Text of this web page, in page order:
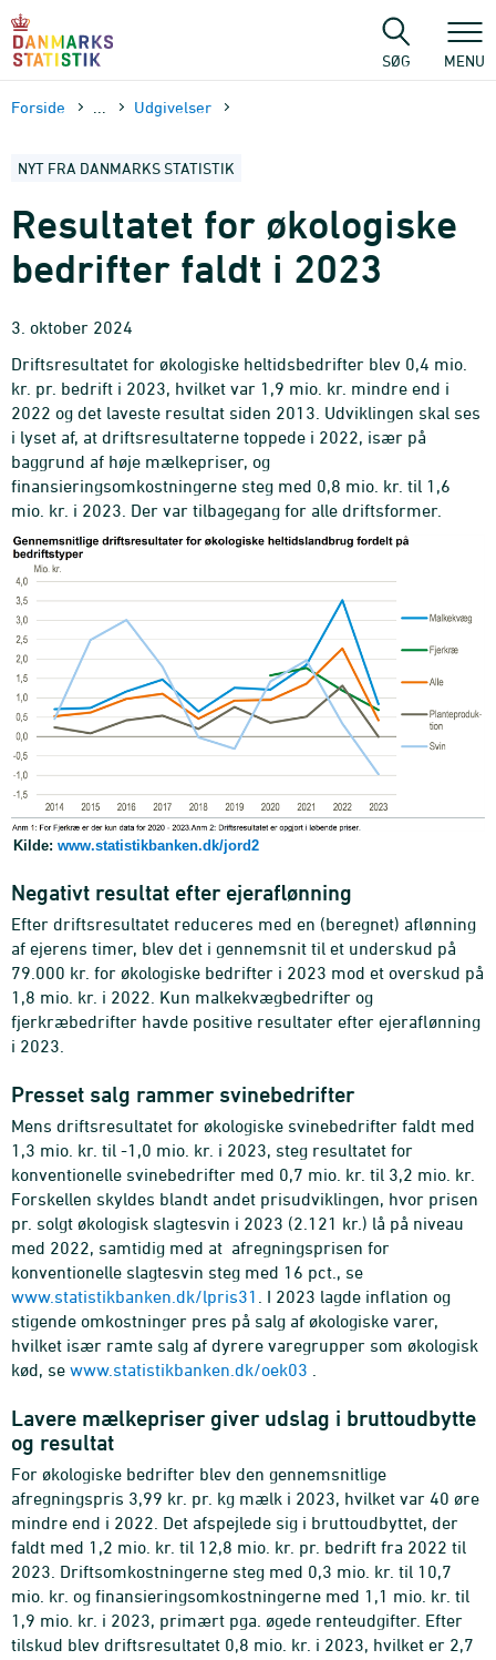
sidens
SØG MENU
Forside Udgivelser
NYT FRA DANMARKS STATISTIK
Resultatet for økologiske
bedrifter faldt i 2023
3. oktober 2024
Driftsresultatet for økologiske heltidsbedrifter blev 0,4 mio.
kr. pr. bedrift i 2023, hvilket var 1,9 mio. kr. mindre end i
2022 og det laveste resultat siden 2013. Udviklingen skal ses
i lyset af, at driftsresultaterne toppede i 2022, især på
baggrund af høje mælkepriser, og
finansieringsomkostningerne steg med 0,8 mio. kr. til 1,6
mio. kr. i 2023. Der var tilbagegang for alle driftsformer.
Kilde: www.statistikbanken.dk/jord2
Negativt resultat efter ejeraflønning
Efter driftsresultatet reduceres med en (beregnet) aflønning
af ejerens timer, blev det i gennemsnit til et underskud på
79.000 kr. for økologiske bedrifter i 2023 mod et overskud på
1,8 mio. kr. i 2022. Kun malkekvægbedrifter og
fjerkræbedrifter havde positive resultater efter ejeraflønning
i 2023.
Presset salg rammer svinebedrifter
Mens driftsresultatet for økologiske svinebedrifter faldt med
1,3 mio. kr. til -1,0 mio. kr. i 2023, steg resultatet for
konventionelle svinebedrifter med 0,7 mio. kr. til 3,2 mio. kr.
Forskellen skyldes blandt andet prisudviklingen, hvor prisen
pr. solgt økologisk slagtesvin i 2023 (2.121 kr.) lå på niveau
med 2022, samtidig med at afregningsprisen for
konventionelle slagtesvin steg med 16 pct., se
www.statistikbanken.dk/lpris31
. I 2023 lagde inflation og
stigende omkostninger pres på salg af økologiske varer,
hvilket især ramte salg af dyrere varegrupper som økologisk
kød, se www.statistikbanken.dk/oek03
Lavere mælkepriser giver udslag i bruttoudbytte
og resultat
For økologiske bedrifter blev den gennemsnitlige
afregningspris 3,99 kr. pr. kg mælk i 2023, hvilket var 40 øre
mindre end i 2022. Det afspejlede sig i bruttoudbyttet, der
faldt med 1,2 mio. kr. til 12,8 mio. kr. pr. bedrift fra 2022 til
2023. Driftsomkostningerne steg med 0,3 mio. kr. til 10,7
mio. kr. og finansieringsomkostningerne med 1,1 mio. kr. til
1,9 mio. kr. i 2023, primært pga. øgede renteudgifter. Efter
tilskud blev driftsresultatet 0,8 mio. kr. i 2023, hvilket er 2,7